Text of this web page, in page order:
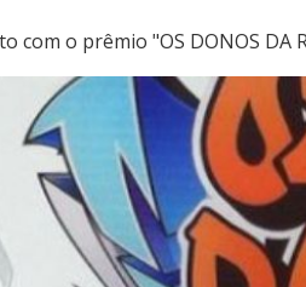
com o prêmio "OS DONOS DA